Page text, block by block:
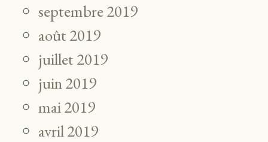
septembre 2019
août 2019
juillet 2019
juin 2019
mai 2019
avril 2019